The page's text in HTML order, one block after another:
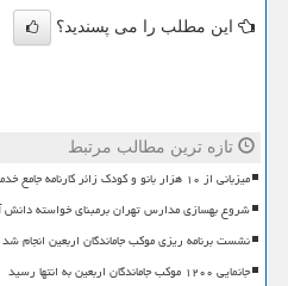
این مطلب را می پسندید؟
تازه ترین مطالب مرتبط
میزبانی از ۱۰ هزار بانو و کودک زائر کارنامه جامع خدمات قرارگاه زینبیه
شروع بهسازی مدارس تهران برمبنای خواسته دانش
نشست برنامه ریزی موکب جاماندگان اربعین انجام شد
جانمایی ۱۲۰۰ موکب جاماندگان اربعین به انتها رسید